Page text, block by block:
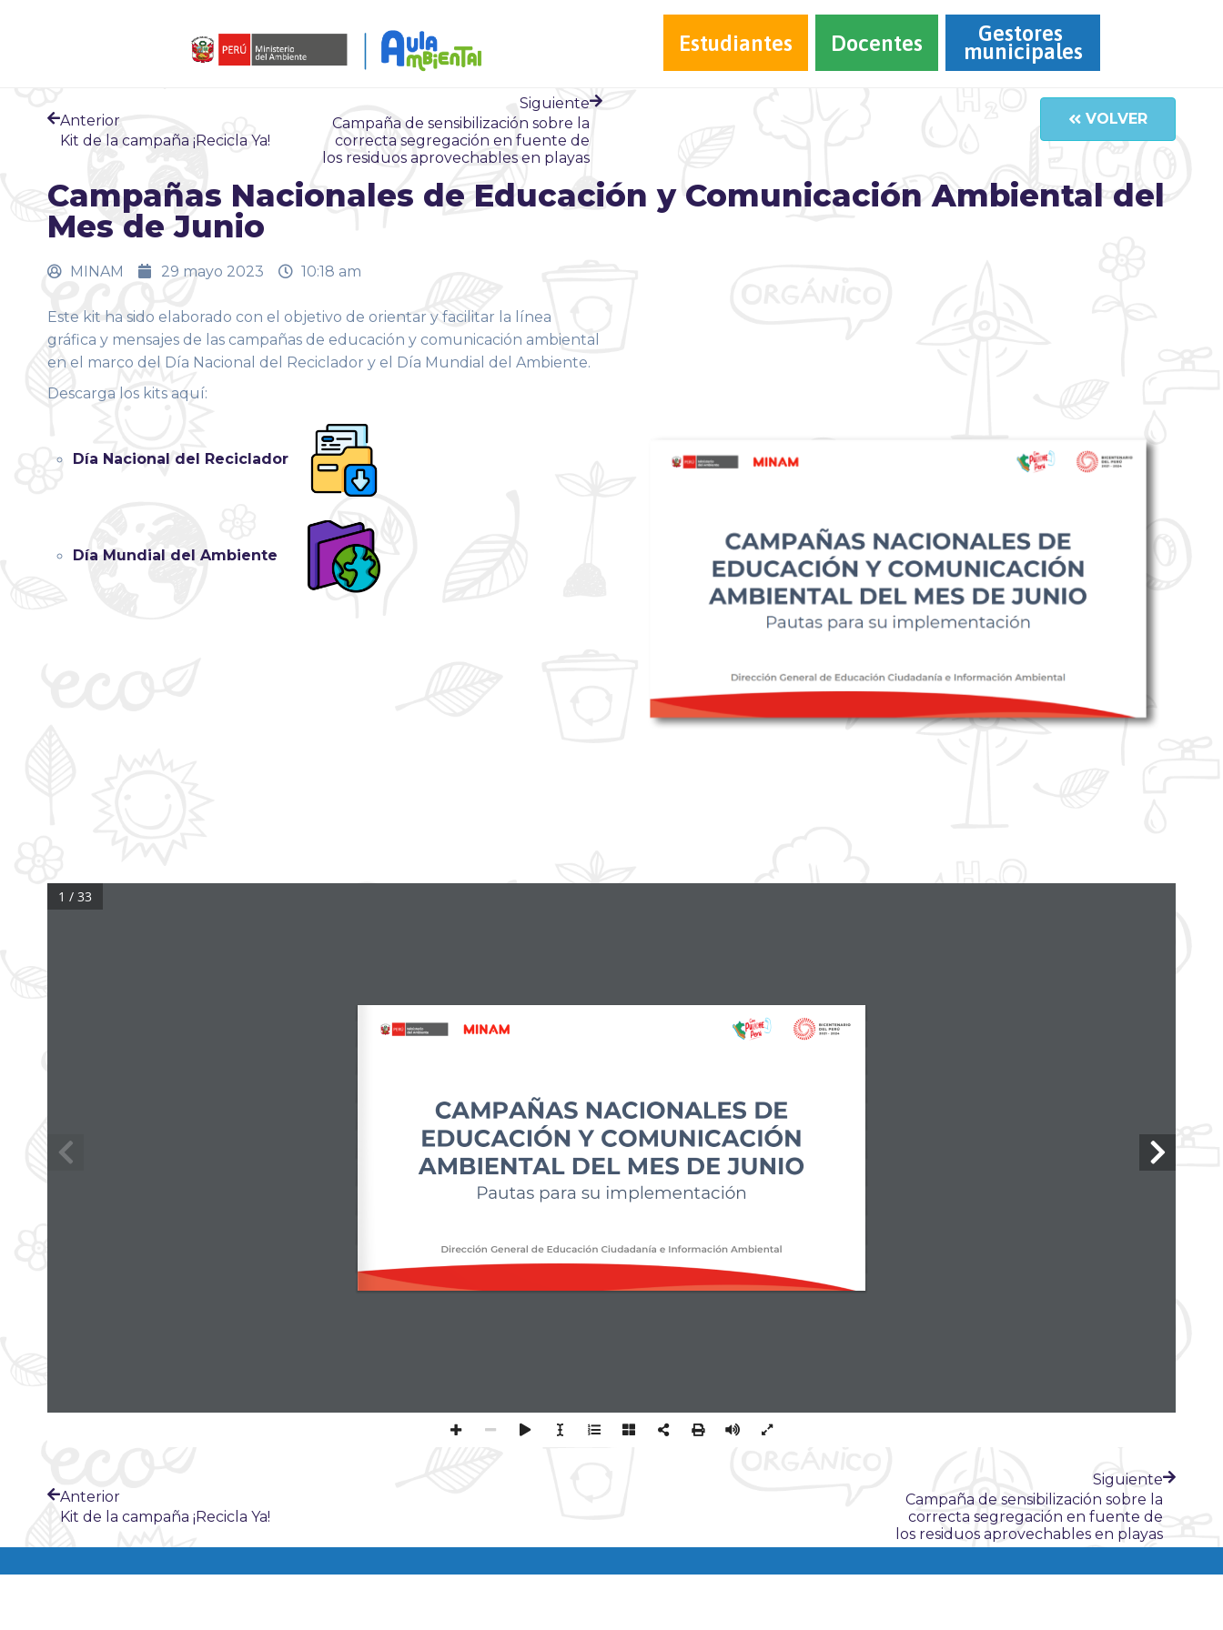
Estudiantes Docentes Gestores
municipales
Anterior
Kit de la campaña ¡Recicla Ya!
Siguiente
Campaña de sensibilización sobre la
correcta segregación en fuente de
los residuos aprovechables en playas
VOLVER
Campañas Nacionales de Educación y Comunicación Ambiental del
Mes de Junio
MINAM 29 mayo 2023 10:18 am
Este kit ha sido elaborado con el objetivo de orientar y facilitar la línea
gráfica y mensajes de las campañas de educación y comunicación ambiental
en el marco del Día Nacional del Reciclador y el Día Mundial del Ambiente.
Descarga los kits aquí:
Día Nacional del Reciclador
Día Mundial del Ambiente
Dirección General de Educación Ciudadanía e Información Ambiental
CAMPAÑAS NACIONALES DE
EDUCACIÓN Y COMUNICACIÓN
AMBIENTAL DEL MES DE JUNIO
Pautas para su implementación
1 / 33
Anterior
Kit de la campaña ¡Recicla Ya!
Siguiente
Campaña de sensibilización sobre la
correcta segregación en fuente de
los residuos aprovechables en playas